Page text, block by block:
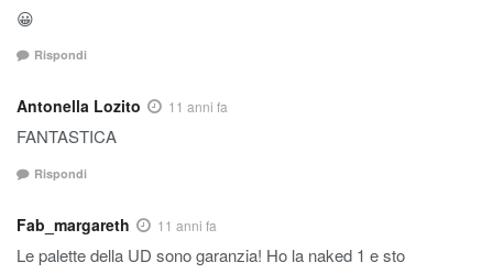
😀
Rispondi
Antonella Lozito 11 anni fa
FANTASTICA
Rispondi
Fab_margareth 11 anni fa
Le palette della UD sono garanzia! Ho la naked 1 e sto